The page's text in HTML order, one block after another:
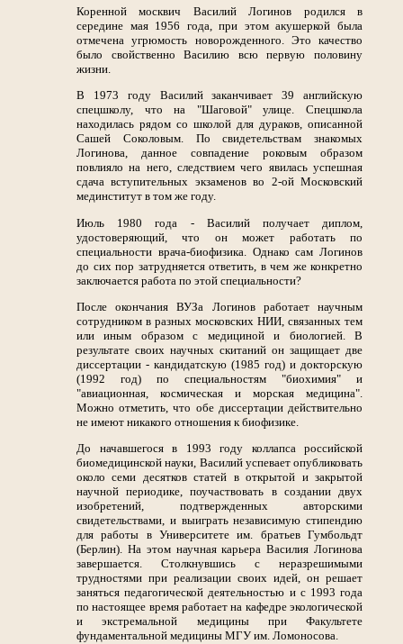
Коренной москвич Василий Логинов родился в
середине мая 1956 года, при этом акушеркой была
отмечена угрюмость новорожденного. Это качество
было свойственно Василию всю первую половину
жизни.
В 1973 году Василий заканчивает 39 английскую
спецшколу, что на "Шаговой" улице. Спецшкола
находилась рядом со школой для дураков, описанной
Сашей Соколовым. По свидетельствам знакомых
Логинова, данное совпадение роковым образом
повлияло на него, следствием чего явилась успешная
сдача вступительных экзаменов во 2-ой Московский
мединститут в том же году.
Июль 1980 года - Василий получает диплом,
удостоверяющий, что он может работать по
специальности врача-биофизика. Однако сам Логинов
до сих пор затрудняется ответить, в чем же конкретно
заключается работа по этой специальности?
После окончания ВУЗа Логинов работает научным
сотрудником в разных московских НИИ, связанных тем
или иным образом с медициной и биологией. В
результате своих научных скитаний он защищает две
диссертации - кандидатскую (1985 год) и докторскую
(1992 год) по специальностям "биохимия" и
"авиационная, космическая и морская медицина".
Можно отметить, что обе диссертации действительно
не имеют никакого отношения к биофизике.
До начавшегося в 1993 году коллапса российской
биомедицинской науки, Василий успевает опубликовать
около семи десятков статей в открытой и закрытой
научной периодике, поучаствовать в создании двух
изобретений, подтвержденных авторскими
свидетельствами, и выиграть независимую стипендию
для работы в Университете им. братьев Гумбольдт
(Берлин). На этом научная карьера Василия Логинова
завершается. Столкнувшись с неразрешимыми
трудностями при реализации своих идей, он решает
заняться педагогической деятельностью и с 1993 года
по настоящее время работает на кафедре экологической
и экстремальной медицины при Факультете
фундаментальной медицины МГУ им. Ломоносова.